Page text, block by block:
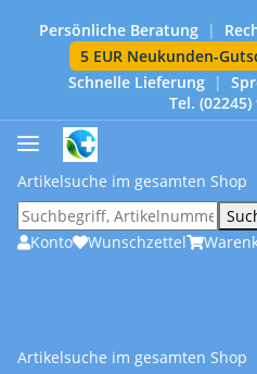
Persönliche Beratung |
5 EUR Neukunden-
Schnelle Lieferung
|
Tel. (02245)
Artikelsuche im gesamten Shop
Konto
Wunschzettel
Artikelsuche im gesamten Shop